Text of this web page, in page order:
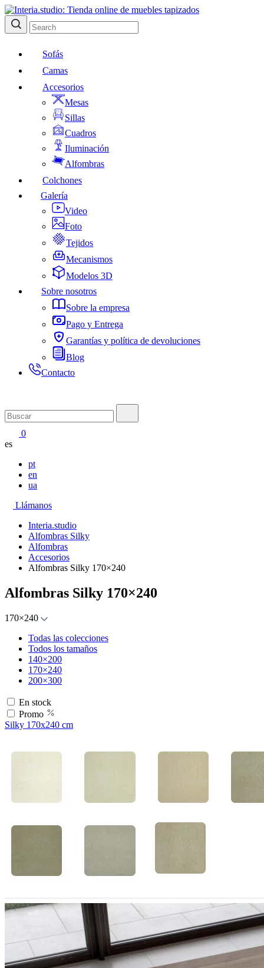
Sofás
Camas
Accesorios
Mesas
Sillas
Cuadros
Iluminación
Alfombras
Colchones
Galería
Video
Foto
Tejidos
Mecanismos
Modelos 3D
Sobre nosotros
Sobre la empresa
Pago y Entrega
Garantías y política de devoluciones
Blog
Contacto
0
es
pt
en
ua
Llámanos
Interia.studio
Alfombras Silky
Alfombras
Accesorios
Alfombras Silky 170×240
Alfombras Silky 170×240
170×240
Todas las colecciones
Todos los tamaños
140×200
170×240
200×300
En stock
Promo
Silky 170x240 cm